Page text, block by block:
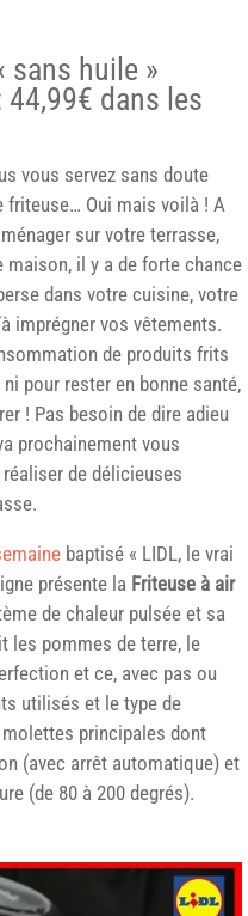
sans huile »
dans les
vous servez sans doute
friteuse… Oui mais voilà ! A
sur votre terrasse,
maison, il y a de forte chance
dans votre cuisine, votre
imprégner vos vêtements.
de produits frits
pour rester en bonne santé,
! Pas besoin de dire adieu
prochainement vous
de délicieuses
baptisé « LIDL, le vrai
présente la Friteuse à air
de chaleur pulsée et sa
les pommes de terre, le
et ce, avec pas ou
utilisés et le type de
principales dont
(avec arrêt automatique) et
(de 80 à 200 degrés).